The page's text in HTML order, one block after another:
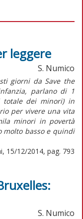
leggere
S. Numico
giorni da Save the
parlano di 1
totale dei minori) in
per vivere una vita
minori in povertà
molto basso e quindi
15/12/2014, pag. 793
S. Numico